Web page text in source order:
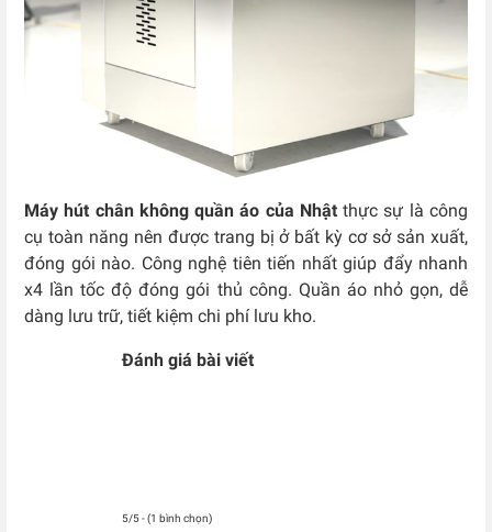
Máy hút chân không quần áo của Nhậtthực sự là công
cụ toàn năng nên được trang bị ở bất kỳ cơ sở sản xuất,
đóng gói nào. Công nghệ tiên tiến nhất giúp đẩy nhanh
x4 lần tốc độ đóng gói thủ công. Quần áo nhỏ gọn, dễ
dàng lưu trữ, tiết kiệm chi phí lưu kho.
Đánh giá bài viết
5/5 - (1 bình chọn)